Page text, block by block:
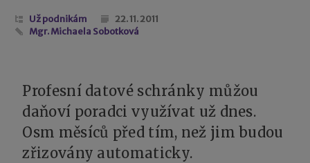
Už podnikám
22. 11. 2011
Mgr. Michaela Sobotková
Profesní datové schránky můžou
daňoví poradci využívat už dnes.
Osm měsíců před tím, než jim budou
zřizovány automaticky.